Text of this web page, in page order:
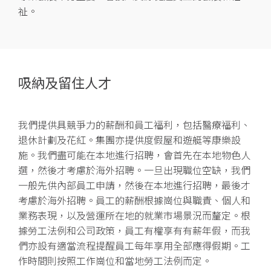
祉。
吸納及留住人才
我們提供具競爭力的薪酬和員工福利，包括醫療福利、
退休計劃及花紅。集團亦提供度假屋和遊艇等康樂設
施。我們盡可能在本地進行招聘，會首先在本地物色人
選，然後才考慮於海外招聘。一旦出現職位空缺，我們
一般先供內部員工申請，然後在本地進行招聘，最後才
考慮於海外招聘。員工的薪酬根據崗位與職責、個人和
業務表現，以及營運所在地的就業市場景況而釐定。根
據勞工法例和公司政策，員工有權享有有薪年假，而我
們亦設有適當流程提醒員工每年享用全部應得假期。工
作時間則按照工作崗位和當地勞工法例而定。